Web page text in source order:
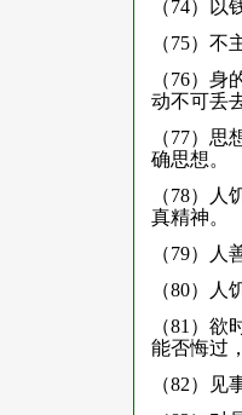
（74）
（75）
（76）
动不可丢
（77）
确思想。
（78）
真精神。
（79）
（80）
（81）
能否悔过
（82）